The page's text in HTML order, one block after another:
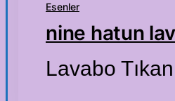
Esenler
nine hatun
Lavabo